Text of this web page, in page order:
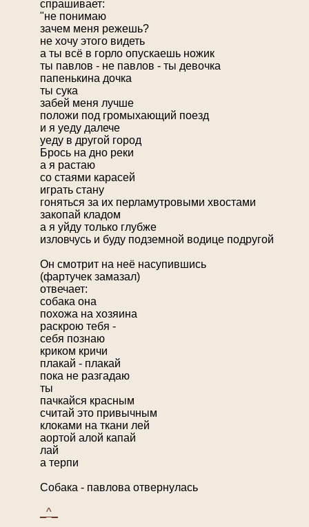
спрашивает:
"не понимаю
зачем меня режешь?
не хочу этого видеть
а ты всё в горло опускаешь ножик
ты павлов - не павлов - ты девочка
папенькина дочка
ты сука
забей меня лучше
положи под громыхающий поезд
и я уеду далече
уеду в другой город
Брось на дно реки
а я растаю
со стаями карасей
играть стану
гоняться за их перламутровыми хвостами
закопай кладом
а я уйду только глубже
изловчусь и буду подземной водице подругой
Он смотрит на неё насупившись
(фартучек замазал)
отвечает:
собака она
похожа на хозяина
раскрою тебя -
себя познаю
криком кричи
плакай - плакай
пока не разгадаю
ты
пачкайся красным
считай это привычным
клоками на ткани лей
аортой алой капай
лай
а терпи
Собака - павлова отвернулась
_^_